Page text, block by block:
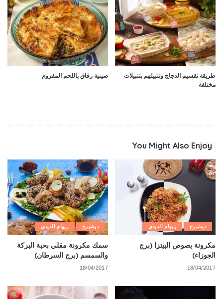
طريقة تقسيم الدجاج وتتبيلهم بتتبيلات
مختلفة
صينية رقاق باللحم المفروم
You Might Also Enjoy
ديشبرج ريهام الديدي
مكرونة بصوص البيتزا (برج
الجوزاء)
18/04/2017
ديشبرج ريهام الديدي
سمك مكرونة مقلي بحبة البركة
والسمسم (برج السرطان)
18/04/2017